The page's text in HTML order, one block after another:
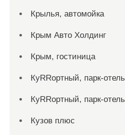
Крылья, автомойка
Крым Авто Холдинг
Крым, гостиница
КуRRортный, парк-отель
КуRRортный, парк-отель
Кузов плюс